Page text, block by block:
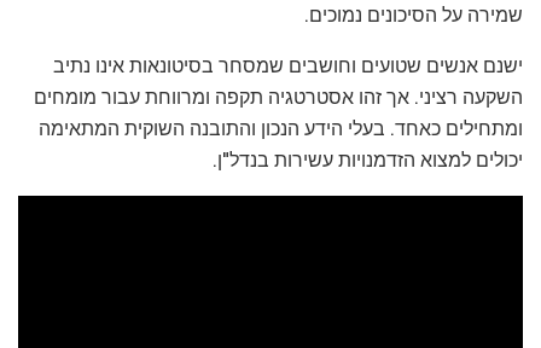
שמירה על הסיכונים נמוכים.
ישנם אנשים שטועים וחושבים שמסחר בסיטונאות אינו נתיב
השקעה רציני. אך זהו אסטרטגיה תקפה ומרווחת עבור מומחים
ומתחילים כאחד. בעלי הידע הנכון והתובנה השוקית המתאימה
יכולים למצוא הזדמנויות עשירות בנדל"ן.